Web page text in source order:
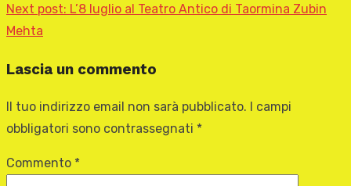
Next post: L’8 luglio al Teatro Antico di Taormina Zubin
Mehta
Lascia un commento
Il tuo indirizzo email non sarà pubblicato.
I campi
obbligatori sono contrassegnati *
Commento *